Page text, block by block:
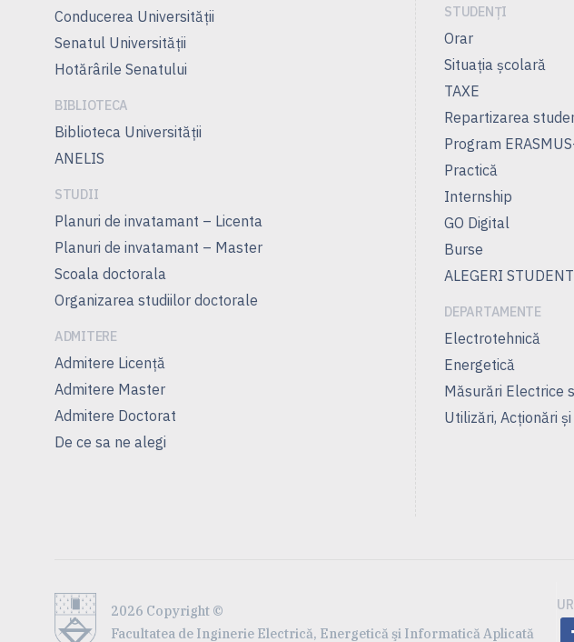
Conducerea Universităţii
Senatul Universității
Hotărârile Senatului
BIBLIOTECA
Biblioteca Universității
ANELIS
STUDII
Planuri de invatamant – Licenta
Planuri de invatamant – Master
Scoala doctorala
Organizarea studiilor doctorale
ADMITERE
Admitere Licenţă
Admitere Master
Admitere Doctorat
De ce sa ne alegi
STUDENȚI
Orar
Situația școlară
TAXE
Repartizarea
Program
Practică
Internship
GO Digital
Burse
ALEGERI
DEPARTAMENTE
Electrotehnică
Energetică
Măsurări Electrice
Utilizări, Acţionări
2026 Copyright ©
Facultatea de Inginerie Electrică, Energetică şi Informatică Aplicată